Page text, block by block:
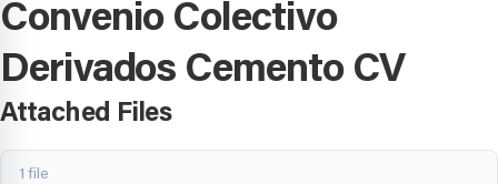
Convenio Colectivo
Derivados Cemento CV
Attached Files
1 file